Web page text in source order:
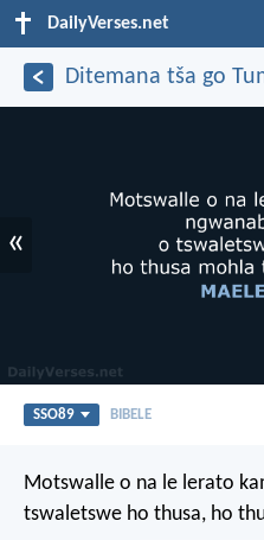
DailyVerses.net
Ditemana tša go
«
SSO89 BIBELE
Motswalle o na le lerato
tswaletswe ho thusa, ho